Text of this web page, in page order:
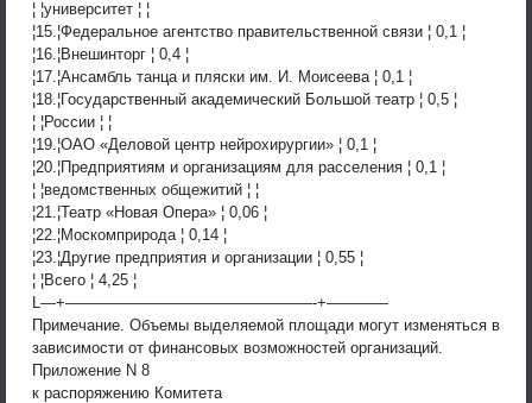
¦ ¦университет ¦ ¦
¦15.¦Федеральное агентство правительственной связи ¦ 0,1 ¦
¦16.¦Внешинторг ¦ 0,4 ¦
¦17.¦Ансамбль танца и пляски им. И. Моисеева ¦ 0,1 ¦
¦18.¦Государственный академический Большой театр ¦ 0,5 ¦
¦ ¦России ¦ ¦
¦19.¦ОАО «Деловой центр нейрохирургии» ¦ 0,1 ¦
¦20.¦Предприятиям и организациям для расселения ¦ 0,1 ¦
¦ ¦ведомственных общежитий ¦ ¦
¦21.¦Театр «Новая Опера» ¦ 0,06 ¦
¦22.¦Москомприрода ¦ 0,14 ¦
¦23.¦Другие предприятия и организации ¦ 0,55 ¦
¦ ¦Всего ¦ 4,25 ¦
L—+————————————————-+————
Примечание. Объемы выделяемой площади могут изменяться в
зависимости от финансовых возможностей организаций.
Приложение N 8
к распоряжению Комитета